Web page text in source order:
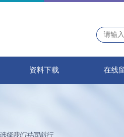
资料下载 在线